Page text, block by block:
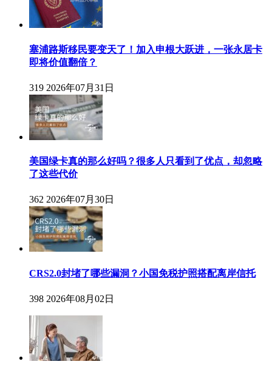
塞浦路斯移民要变天了！加入申根大跃进，一张永居卡
即将价值翻倍？
319 2026年07月31日
美国绿卡真的那么好吗？很多人只看到了优点，却忽略
了这些代价
362 2026年07月30日
CRS2.0封堵了哪些漏洞？小国免税护照搭配离岸信托
398 2026年08月02日